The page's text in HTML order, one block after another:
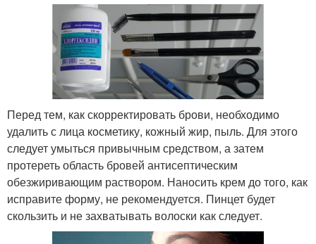
Перед тем, как скорректировать брови, необходимо
удалить с лица косметику, кожный жир, пыль. Для этого
следует умыться привычным средством, а затем
протереть область бровей антисептическим
обезжиривающим раствором. Наносить крем до того, как
исправите форму, не рекомендуется. Пинцет будет
скользить и не захватывать волоски как следует.